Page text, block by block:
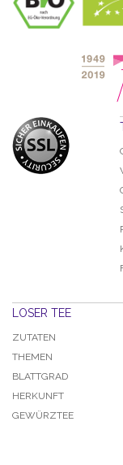
LOSER TEE
ZUTATEN
THEMEN
BLATTGRAD
HERKUNFT
GEWÜRZTEE